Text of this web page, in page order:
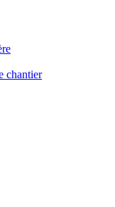
chantier